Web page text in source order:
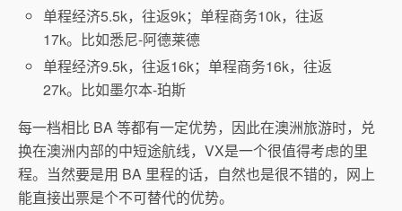
单程经济5.5k，往返9k；单程商务10k，往返
17k。比如悉尼-阿德莱德
单程经济9.5k，往返16k；单程商务16k，往返
27k。比如墨尔本-珀斯
每一档相比 BA 等都有一定优势，因此在澳洲旅游时，兑
换在澳洲内部的中短途航线，VX是一个很值得考虑的里
程。当然要是用 BA 里程的话，自然也是很不错的，网上
能直接出票是个不可替代的优势。